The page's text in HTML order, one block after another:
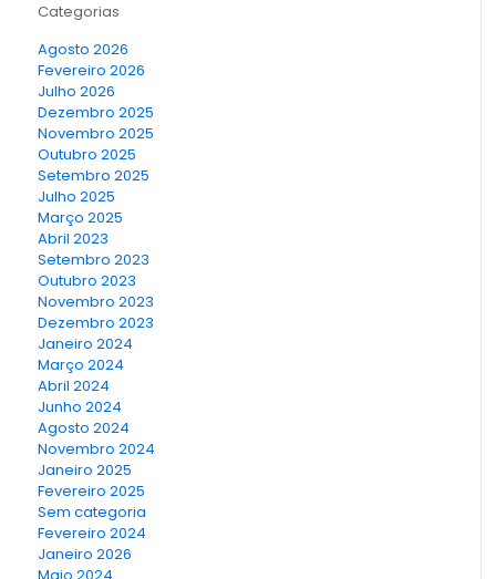
Categorias
Agosto 2026
Fevereiro 2026
Julho 2026
Dezembro 2025
Novembro 2025
Outubro 2025
Setembro 2025
Julho 2025
Março 2025
Abril 2023
Setembro 2023
Outubro 2023
Novembro 2023
Dezembro 2023
Janeiro 2024
Março 2024
Abril 2024
Junho 2024
Agosto 2024
Novembro 2024
Janeiro 2025
Fevereiro 2025
Sem categoria
Fevereiro 2024
Janeiro 2026